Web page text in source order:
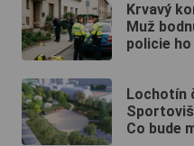
Krvavý
Muž
policie
Lochotín
Co bude